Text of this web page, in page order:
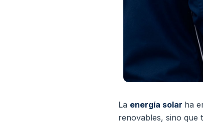
La energía solar ha
renovables, sino que